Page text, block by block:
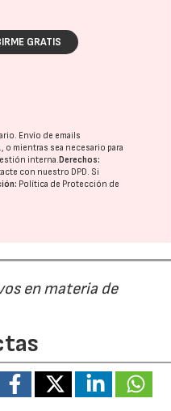
GRATIS
Envío de emails
o mientras sea necesario para
interna.Derechos:
con nuestro DPD. Si
Política de Protección de
en materia de